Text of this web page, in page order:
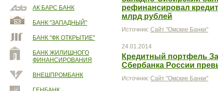
АК БАРС БАНК
БАНК "ЗАПАДНЫЙ"
БАНК "ФК ОТКРЫТИЕ"
БАНК ЖИЛИЩНОГО
ФИНАНСИРОВАНИЯ
ВНЕШПРОМБАНК
рефинансировал
млрд рублей
Источник: Сайт "Омские Банки"
24.01.2014
Кредитный портфель
Сбербанка России
Источник: Сайт "Омские Банки"